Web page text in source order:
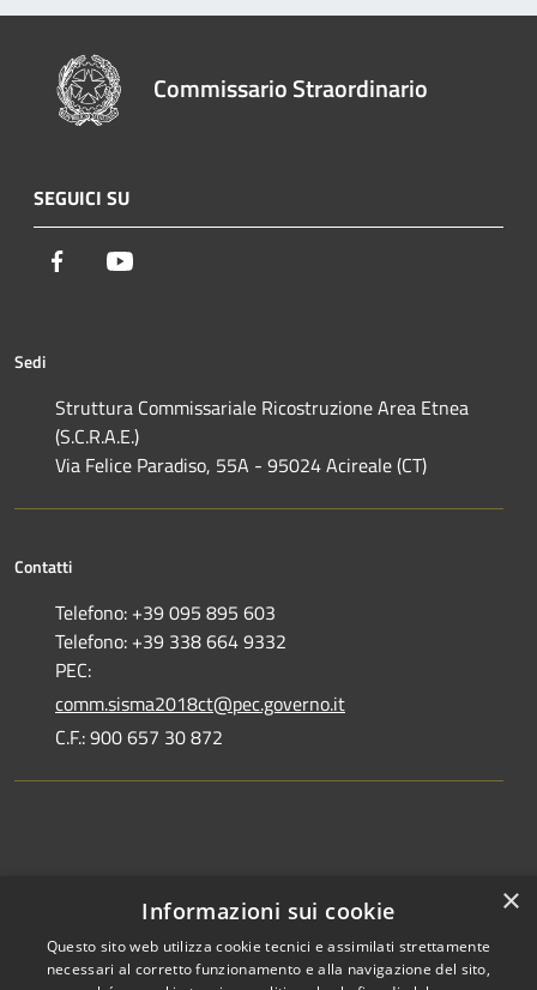
Commissario Straordinario
SEGUICI SU
Facebook
Sedi
Struttura Commissariale Ricostruzione Area Etnea
(S.C.R.A.E.)
Via Felice Paradiso, 55A - 95024 Acireale (CT)
Contatti
Telefono: +39 095 895 603
Telefono: +39 338 664 9332
PEC:
comm.sisma2018ct@pec.governo.it
C.F.: 900 657 30 872
Dichiarazione di accessibilità
×
Informazioni sui cookie
Questo sito web utilizza cookie tecnici e assimilati strettamente
necessari al corretto funzionamento e alla navigazione del sito,